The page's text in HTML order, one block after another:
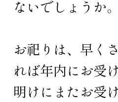
ないでしょうか。
お祀りは、早く
れば年内にお受
明けにまたお受